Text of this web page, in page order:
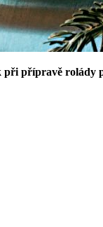
přípravě rolády